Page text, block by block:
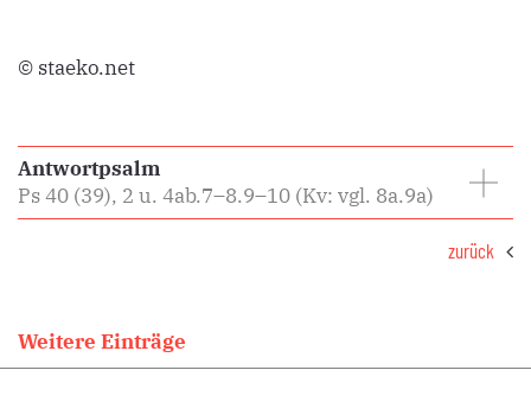
© staeko.net
Antwortpsalm
Ps 40 (39), 2 u. 4ab.7–8.9–10 (Kv: vgl. 8a.9a)
zurück
Weitere Einträge